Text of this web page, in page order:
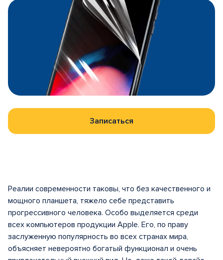
Записаться
Реалии современности таковы, что без качественного и
мощного планшета, тяжело себе представить
прогрессивного человека. Особо выделяется среди
всех компьютеров продукции Apple. Его, по праву
заслуженную популярность во всех странах мира,
объясняет невероятно богатый функционал и очень